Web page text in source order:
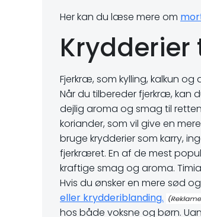
Her kan du læse mere om
Fjerkræ, som kylling, kalkun
Når du tilbereder fjerkræ, kan
dejlig aroma og smag til
koriander, som vil give en
bruge krydderier som karry,
fjerkræret. En af de mest
kraftige smag og aroma.
Hvis du ønsker en mere sød
eller krydderiblanding.
hos både voksne og børn.